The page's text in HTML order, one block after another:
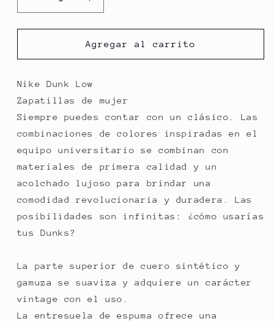
Reducir
cantidad
para
NIKE
LOW
Aumentar
cantidad
para
WMNS
NIKE
LOW
Agregar al carrito
Nike Dunk Low
Zapatillas de mujer
Siempre puedes contar con un clásico. Las
combinaciones de colores inspiradas en el
equipo universitario se combinan con
materiales de primera calidad y un
acolchado lujoso para brindar una
comodidad revolucionaria y duradera. Las
posibilidades son infinitas: ¿cómo usarías
tus Dunks?
La parte superior de cuero sintético y
gamuza se suaviza y adquiere un carácter
vintage con el uso.
La entresuela de espuma ofrece una